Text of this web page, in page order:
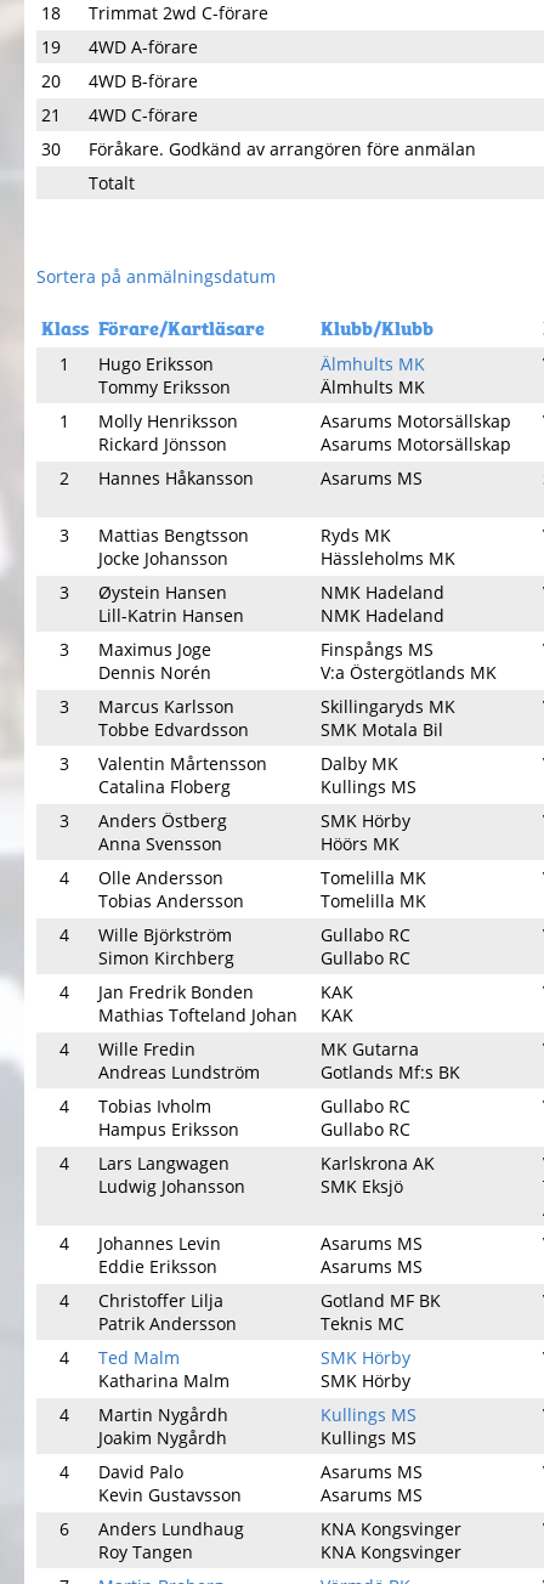
18
Trimmat 2wd C-förare
19
4WD A-förare
20
4WD B-förare
21
4WD C-förare
30
Föråkare. Godkänd av arrangören före anmälan
Totalt
Sortera på anmälningsdatum
Klass Förare/Kartläsare Klubb/Klubb
1
Hugo Eriksson
Tommy Eriksson
Älmhults MK
Älmhults MK
1
Molly Henriksson
Rickard Jönsson
Asarums Motorsällskap
Asarums Motorsällskap
2 Hannes Håkansson Asarums MS
3
Mattias Bengtsson
Jocke Johansson
Ryds MK
Hässleholms MK
3
Øystein Hansen
Lill-Katrin Hansen
NMK Hadeland
NMK Hadeland
3
Maximus Joge
Dennis Norén
Finspångs MS
V:a Östergötlands MK
3
Marcus Karlsson
Tobbe Edvardsson
Skillingaryds MK
SMK Motala Bil
3
Valentin Mårtensson
Catalina Floberg
Dalby MK
Kullings MS
3
Anders Östberg
Anna Svensson
SMK Hörby
Höörs MK
4
Olle Andersson
Tobias Andersson
Tomelilla MK
Tomelilla MK
4
Wille Björkström
Simon Kirchberg
Gullabo RC
Gullabo RC
4
Jan Fredrik Bonden
Mathias Tofteland Johan
KAK
KAK
4
Wille Fredin
Andreas Lundström
MK Gutarna
Gotlands Mf:s BK
4
Tobias Ivholm
Hampus Eriksson
Gullabo RC
Gullabo RC
4
Lars Langwagen
Ludwig Johansson
Karlskrona AK
SMK Eksjö
4
Johannes Levin
Eddie Eriksson
Asarums MS
Asarums MS
4
Christoffer Lilja
Patrik Andersson
Gotland MF BK
Teknis MC
4
Ted Malm
Katharina Malm
SMK Hörby
SMK Hörby
4
Martin Nygårdh
Joakim Nygårdh
Kullings MS
Kullings MS
4
David Palo
Kevin Gustavsson
Asarums MS
Asarums MS
6
Anders Lundhaug
Roy Tangen
KNA Kongsvinger
KNA Kongsvinger